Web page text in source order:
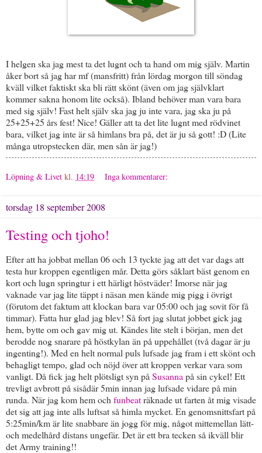
I helgen ska jag mest ta det lugnt och ta hand om mig själv. Martin
åker bort så jag har mf (mansfritt) från lördag morgon till söndag
kväll vilket faktiskt ska bli rätt skönt (även om jag självklart
kommer sakna honom lite också). Ibland behöver man vara bara
med sig själv! Fast helt själv ska jag ju inte vara, jag ska ju på
25+25+25 års fest! Nice! Gäller att ta det lite lugnt med rödvinet
bara, vilket jag inte är så himlans bra på, det är ju så gott! :D (Lite
många utropstecken där, men sån är jag!)
Löpning & Livet kl. 14:19 Inga kommentarer:
torsdag 18 september 2008
Testing och tjoho!
Efter att ha jobbat mellan 06 och 13 tyckte jag att det var dags att
testa hur kroppen egentligen mår. Detta görs såklart bäst genom en
kort och lugn springtur i ett härligt höstväder! Imorse när jag
vaknade var jag lite täppt i näsan men kände mig pigg i övrigt
(förutom det faktum att klockan bara var 05:00 och jag sovit för få
timmar). Fatta hur glad jag blev! Så fort jag slutat jobbet gick jag
hem, bytte om och gav mig ut. Kändes lite stelt i början, men det
berodde nog snarare på höstkylan än på uppehållet (två dagar är ju
ingenting!). Med en helt normal puls lufsade jag fram i ett skönt och
behagligt tempo, glad och nöjd över att kroppen verkar vara som
vanligt. Då fick jag helt plötsligt syn på Susanna på sin cykel! Ett
trevligt avbrott på sisådär 5min innan jag lufsade vidare på min
runda. När jag kom hem och funbeaträknade ut farten åt mig visade
det sig att jag inte alls luftsat så himla mycket. En genomsnittsfart på
5:25min/km är lite snabbare än jogg för mig, något mittemellan lätt-
och medelhård distans ungefär. Det är ett bra tecken så ikväll blir
det Army training!!